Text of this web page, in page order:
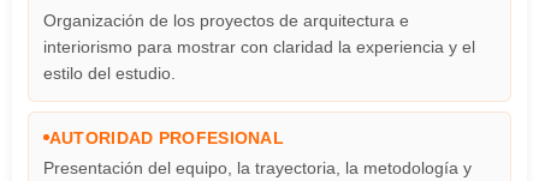
Organización de los proyectos de arquitectura e
interiorismo para mostrar con claridad la experiencia y el
estilo del estudio.
AUTORIDAD PROFESIONAL
Presentación del equipo, la trayectoria, la metodología y